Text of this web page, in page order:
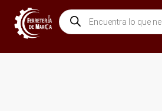
contenido
Búsqueda
de
productos